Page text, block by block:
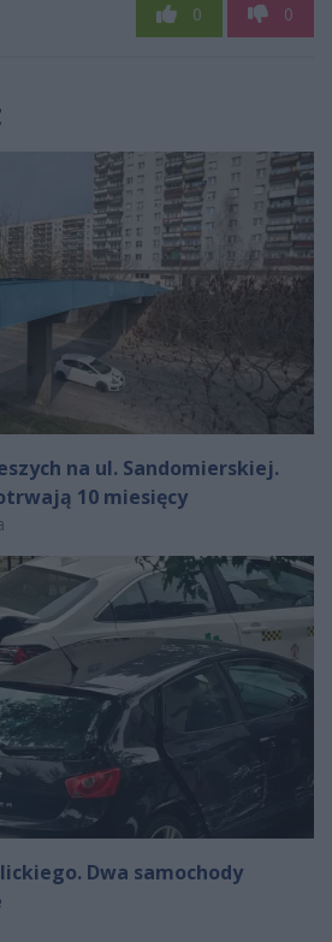
0 0
na ul. Sandomierskiej.
10 miesięcy
Dwa samochody